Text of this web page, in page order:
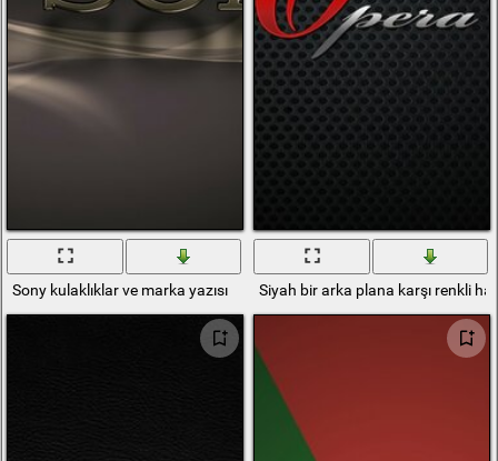
Sony kulaklıklar ve marka yazısı Siyah bir arka plana karşı renkli